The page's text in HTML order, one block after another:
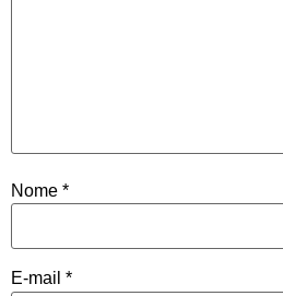
Nome *
E-mail *